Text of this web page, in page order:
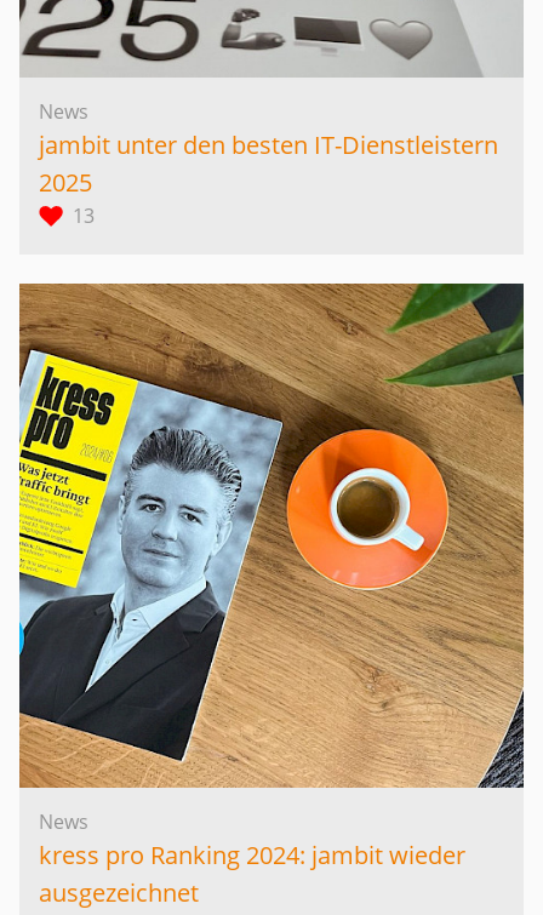
News
jambit unter den besten IT-Dienstleistern
2025
13
News
kress pro Ranking 2024: jambit wieder
ausgezeichnet